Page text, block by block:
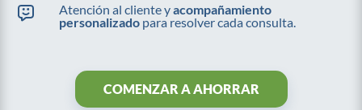
Atención al cliente yacompañamiento
personalizadopara resolver cada consulta.
COMENZAR A AHORRAR